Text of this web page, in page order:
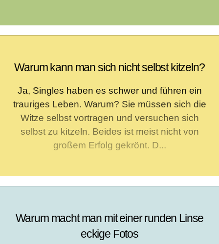
Warum kann man sich nicht selbst kitzeln?
Ja, Singles haben es schwer und führen ein
trauriges Leben. Warum? Sie müssen sich die
Witze selbst vortragen und versuchen sich
selbst zu kitzeln. Beides ist meist nicht von
großem Erfolg gekrönt. D...
Warum macht man mit einer runden Linse
eckige Fotos